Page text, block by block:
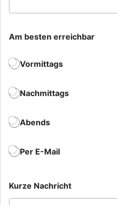
Am besten erreichbar
Vormittags
Nachmittags
Abends
Per E-Mail
Kurze Nachricht